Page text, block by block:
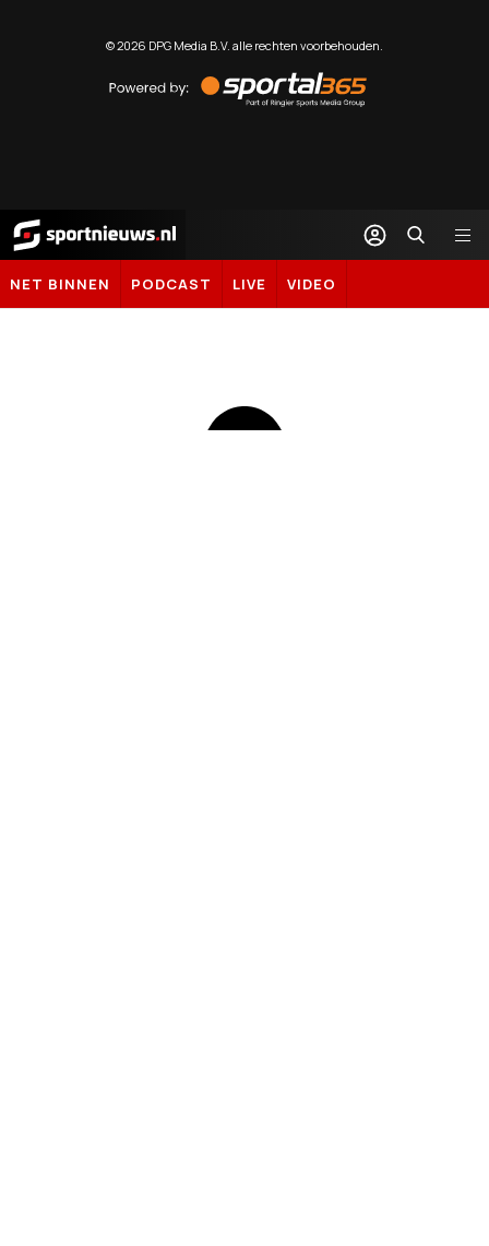
©2026 DPG Media B.V. alle rechten voorbehouden.
by
Sportal365
Sportnieuws.nl
NET BINNEN PODCAST LIVE VIDEO